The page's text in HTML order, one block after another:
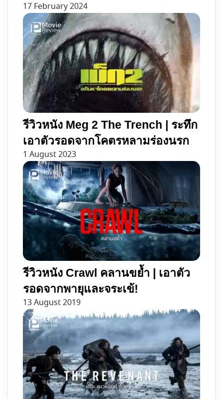
17 February 2024
รีวิวหนัง Meg 2 The Trench | ระทึก
เอาตัวรอดจากโคตรหลามร่องนรก
1 August 2023
รีวิวหนัง Crawl คลานขย้ำ | เอาตัว
รอดจากพายุและจระเข้!
13 August 2019